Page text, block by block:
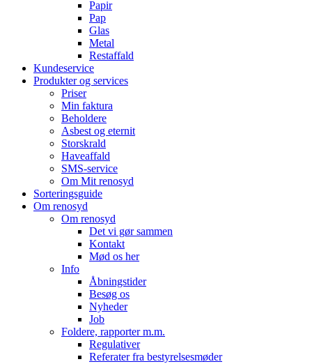
Papir
Pap
Glas
Metal
Restaffald
Kundeservice
Produkter og services
Priser
Min faktura
Beholdere
Asbest og eternit
Storskrald
Haveaffald
SMS-service
Om Mit renosyd
Sorteringsguide
Om renosyd
Om renosyd
Det vi gør sammen
Kontakt
Mød os her
Info
Åbningstider
Besøg os
Nyheder
Job
Foldere, rapporter m.m.
Regulativer
Referater fra bestyrelsesmøder